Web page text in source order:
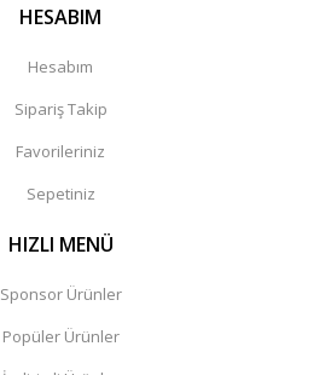
HESABIM
Hesabım
Sipariş Takip
Favorileriniz
Sepetiniz
HIZLI MENÜ
Sponsor Ürünler
Popüler Ürünler